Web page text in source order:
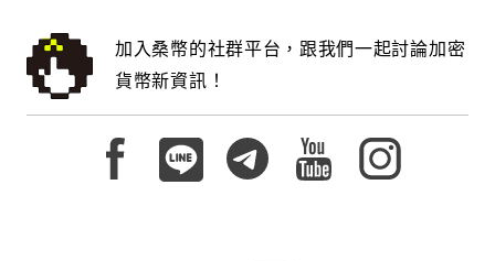
加入桑幣的社群平台，跟我們一起討論加密
貨幣新資訊！